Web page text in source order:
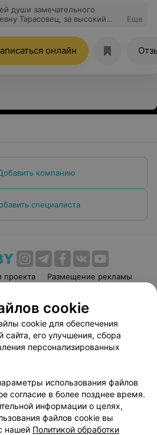
души замечательного
Тарасовец, за высокий
подход к каждому
Еще
онлайн
компанию
специалиста
проекта
Размещение рекламы
Способы оплаты
Партнеры
руководителю 103.by
персональных данных
cookie
cookie для обеспечения
сайта, его улучшения, сбора
персонализированных
использования файлов
согласие в более позднее время.
информации о целях,
файлов cookie вы
нашей Политикой обработки